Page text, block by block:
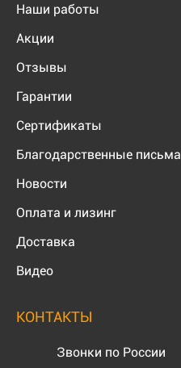
Наши работы
Акции
Отзывы
Гарантии
Сертификаты
Благодарственные письма
Новости
Оплата и лизинг
Доставка
Видео
КОНТАКТЫ
Звонки по России